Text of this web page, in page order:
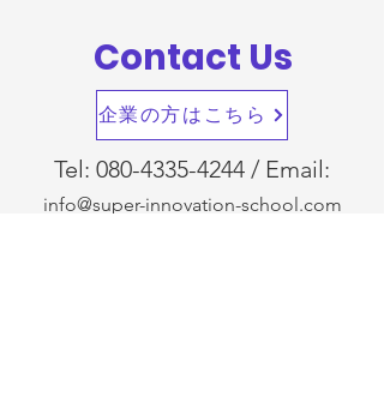
Contact Us
企業の方はこちら
Tel: 080-4335-4244 / Email:
info@super-innovation-school.com